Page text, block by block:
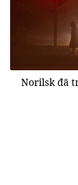
Norilsk đã